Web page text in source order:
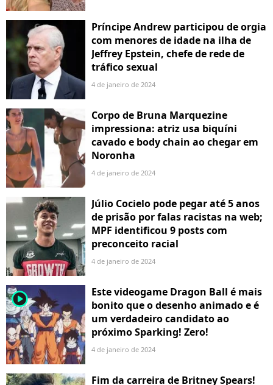
Príncipe Andrew participou de orgia
com menores de idade na ilha de
Jeffrey Epstein, chefe de rede de
tráfico sexual
4 de janeiro de 2024
Corpo de Bruna Marquezine
impressiona: atriz usa biquíni
cavado e body chain ao chegar em
Noronha
4 de janeiro de 2024
Júlio Cocielo pode pegar até 5 anos
de prisão por falas racistas na web;
MPF identificou 9 posts com
preconceito racial
4 de janeiro de 2024
player2
Este videogame Dragon Ball é mais
bonito que o desenho animado e é
um verdadeiro candidato ao
próximo Sparking! Zero!
4 de janeiro de 2024
Fim da carreira de Britney Spears!